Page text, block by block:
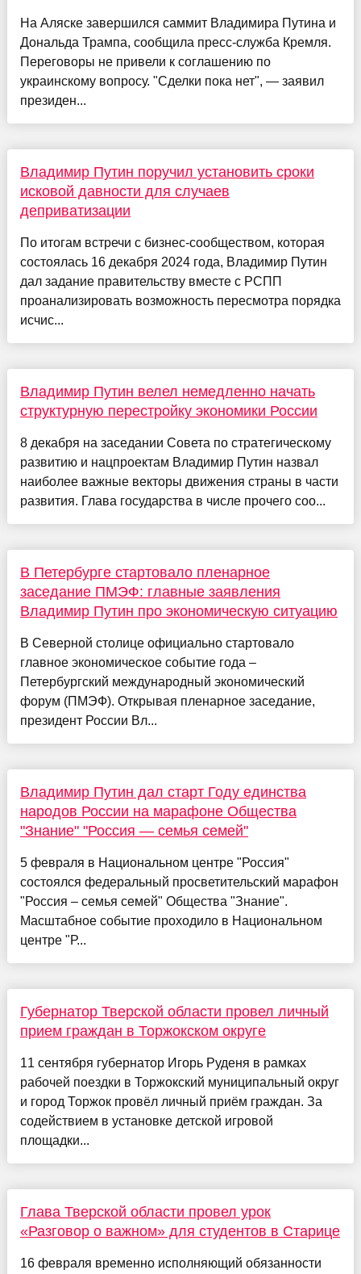
На Аляске завершился саммит Владимира Путина и
Дональда Трампа, сообщила пресс-служба Кремля.
Переговоры не привели к соглашению по
украинскому вопросу. "Сделки пока нет", — заявил
президен...
Владимир Путин поручил установить сроки
исковой давности для случаев
деприватизации
По итогам встречи с бизнес-сообществом, которая
состоялась 16 декабря 2024 года, Владимир Путин
дал задание правительству вместе с РСПП
проанализировать возможность пересмотра порядка
исчис...
Владимир Путин велел немедленно начать
структурную перестройку экономики России
8 декабря на заседании Совета по стратегическому
развитию и нацпроектам Владимир Путин назвал
наиболее важные векторы движения страны в части
развития. Глава государства в числе прочего соо...
В Петербурге стартовало пленарное
заседание ПМЭФ: главные заявления
Владимир Путин про экономическую ситуацию
В Северной столице официально стартовало
главное экономическое событие года –
Петербургский международный экономический
форум (ПМЭФ). Открывая пленарное заседание,
президент России Вл...
Владимир Путин дал старт Году единства
народов России на марафоне Общества
"Знание" "Россия — семья семей"
5 февраля в Национальном центре "Россия"
состоялся федеральный просветительский марафон
"Россия – семья семей" Общества "Знание".
Масштабное событие проходило в Национальном
центре "Р...
Губернатор Тверской области провел личный
прием граждан в Торжокском округе
11 сентября губернатор Игорь Руденя в рамках
рабочей поездки в Торжокский муниципальный округ
и город Торжок провёл личный приём граждан. За
содействием в установке детской игровой
площадки...
Глава Тверской области провел урок
«Разговор о важном» для студентов в Старице
16 февраля временно исполняющий обязанности